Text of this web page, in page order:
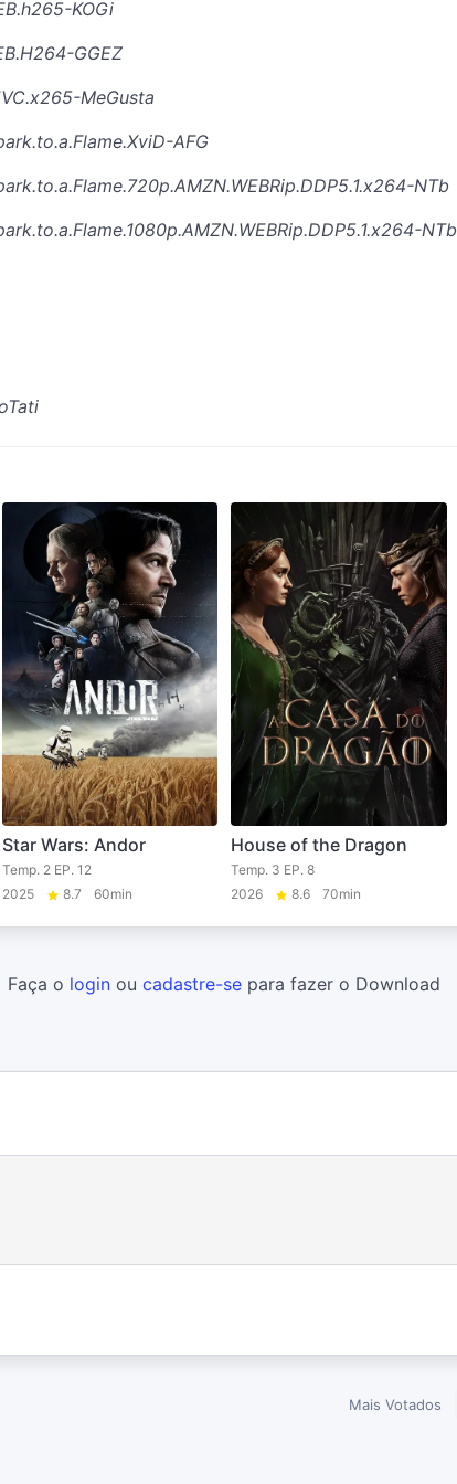
KOGi
GGEZ
MeGusta
AFG
NTb
NTb
Star Wars: Andor
Temp. 2 EP. 12
2025
8.7 60min
House of the Dragon
Temp. 3 EP. 8
2026
8.6 70min
Faça o login ou cadastre-se para fazer o Download
Mais Votados